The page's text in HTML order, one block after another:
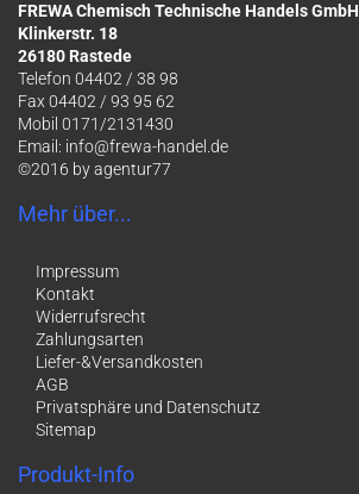
FREWA Chemisch Technische Handels GmbH
Klinkerstr. 18
26180 Rastede
Telefon 04402 / 38 98
Fax 04402 / 93 95 62
Mobil 0171/2131430
Email: info@frewa-handel.de
©2016 byagentur77
Mehr über...
Impressum
Kontakt
Widerrufsrecht
Zahlungsarten
Liefer-&Versandkosten
AGB
Privatsphäre und Datenschutz
Sitemap
Produkt-Info